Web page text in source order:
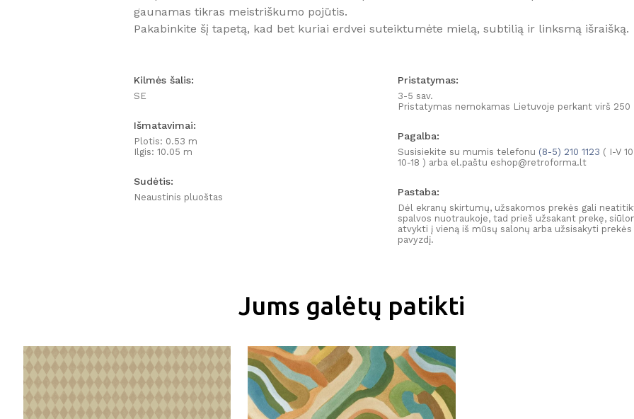
gaunamas tikras meistriškumo pojūtis.
Pakabinkite šį tapetą, kad bet kuriai erdvei suteiktumėte mielą, subtilią ir linksmą išraišką.
Kilmės šalis:
SE
Išmatavimai:
Plotis: 0.53 m
Ilgis: 10.05 m
Sudėtis:
Neaustinis pluoštas
Pristatymas:
3-5 sav.
Pristatymas nemokamas Lietuvoje perkant virš 250
Pagalba:
Susisiekite su mumis telefonu (8-5) 210 1123 ( I-V
10-18 ) arba el.paštu eshop@retroforma.lt
Pastaba:
Dėl ekranų skirtumų, užsakomos prekės gali
spalvos nuotraukoje, tad prieš užsakant prekę,
atvykti į vieną iš mūsų salonų arba užsisakyti prekės
pavyzdį.
Jums galėtų patikti
Užsisakyk naujienlaiškį
NUOLAIDĄ PIRMAM APSIPIRKIMUI INTERNETU!